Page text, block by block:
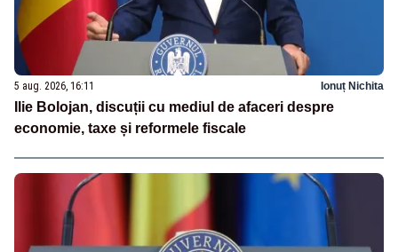
5 aug. 2026, 16:11 Ionuț Nichita
Ilie Bolojan, discuții cu mediul de afaceri despre
economie, taxe și reformele fiscale